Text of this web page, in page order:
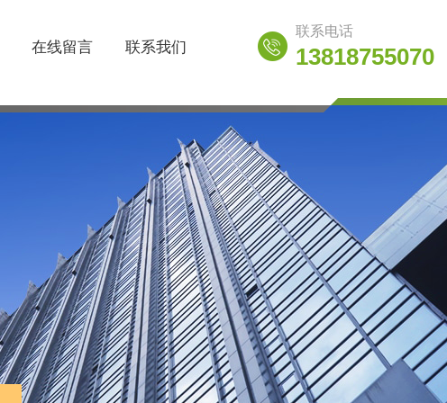
在线留言 联系我们
联系电话
13818755070